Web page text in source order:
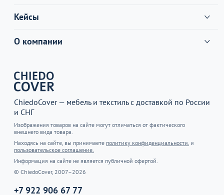
Кейсы
О компании
ChiedoCover — мебель и текстиль с доставкой по России
и СНГ
Изображения товаров на сайте могут отличаться от фактического
внешнего вида товара.
Находясь на сайте, вы принимаете политику конфиденциальности. и
пользовательское соглашение.
Информация на сайте не является публичной офертой.
© ChiedoCover, 2007–2026
+7 922 906 67 77